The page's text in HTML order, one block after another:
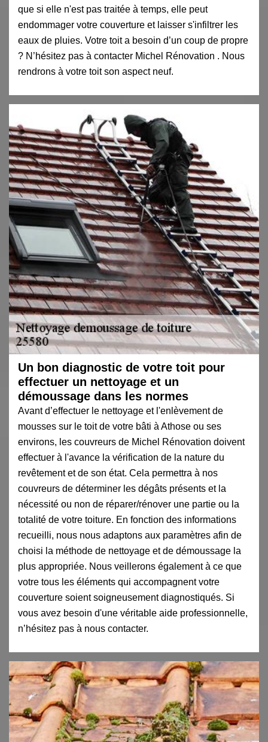
que si elle n'est pas traitée à temps, elle peut
endommager votre couverture et laisser s'infiltrer les
eaux de pluies. Votre toit a besoin d’un coup de propre
? N’hésitez pas à contacter Michel Rénovation . Nous
rendrons à votre toit son aspect neuf.
Un bon diagnostic de votre toit pour
effectuer un nettoyage et un
démoussage dans les normes
Avant d’effectuer le nettoyage et l'enlèvement de
mousses sur le toit de votre bâti à Athose ou ses
environs, les couvreurs de Michel Rénovation doivent
effectuer à l'avance la vérification de la nature du
revêtement et de son état. Cela permettra à nos
couvreurs de déterminer les dégâts présents et la
nécessité ou non de réparer/rénover une partie ou la
totalité de votre toiture. En fonction des informations
recueilli, nous nous adaptons aux paramètres afin de
choisi la méthode de nettoyage et de démoussage la
plus appropriée. Nous veillerons également à ce que
votre tous les éléments qui accompagnent votre
couverture soient soigneusement diagnostiqués. Si
vous avez besoin d'une véritable aide professionnelle,
n’hésitez pas à nous contacter.